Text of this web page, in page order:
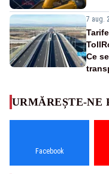
7 aug.
Ce
URMĂREȘTE-NE
Facebook